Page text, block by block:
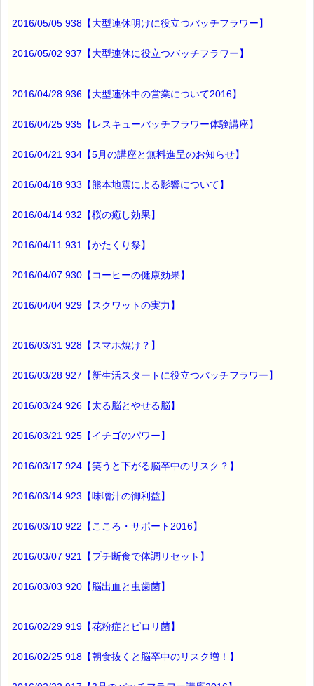
2016/05/05 938【大型連休明けに役立つバッチフラワー】
2016/05/02 937【大型連休に役立つバッチフラワー】
2016/04/28 936【大型連休中の営業について2016】
2016/04/25 935【レスキューバッチフラワー体験講座】
2016/04/21 934【5月の講座と無料進呈のお知らせ】
2016/04/18 933【熊本地震による影響について】
2016/04/14 932【桜の癒し効果】
2016/04/11 931【かたくり祭】
2016/04/07 930【コーヒーの健康効果】
2016/04/04 929【スクワットの実力】
2016/03/31 928【スマホ焼け？】
2016/03/28 927【新生活スタートに役立つバッチフラワー】
2016/03/24 926【太る脳とやせる脳】
2016/03/21 925【イチゴのパワー】
2016/03/17 924【笑うと下がる脳卒中のリスク？】
2016/03/14 923【味噌汁の御利益】
2016/03/10 922【こころ・サポート2016】
2016/03/07 921【プチ断食で体調リセット】
2016/03/03 920【脳出血と虫歯菌】
2016/02/29 919【花粉症とピロリ菌】
2016/02/25 918【朝食抜くと脳卒中のリスク増！】